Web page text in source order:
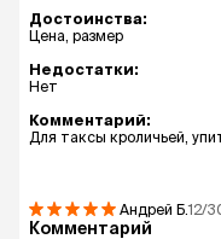
Достоинства:
Цена, размер
Недостатки:
Нет
Комментарий:
Для таксы кроличьей,
Андрей Б.12/
Комментарий